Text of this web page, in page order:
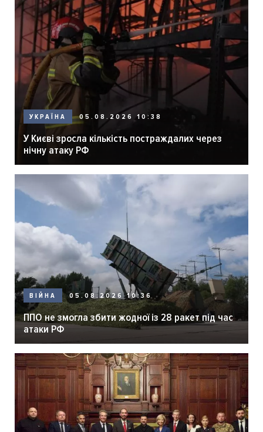
УКРАЇНА 05.08.2026 10:38
У Києві зросла кількість постраждалих через
нічну атаку РФ
ВІЙНА 05.08.2026 10:36
ППО не змогла збити жодної із 28 ракет під час
атаки РФ